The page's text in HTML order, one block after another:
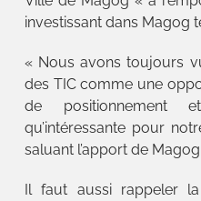
investissant dans Magog
« Nous avons toujours
des TIC comme une
de positionnement
qu’intéressante pour
saluant l’apport de
Il faut aussi rappeler